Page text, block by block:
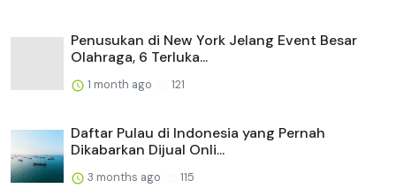
Penusukan di New York Jelang Event Besar
Olahraga, 6 Terluka...
1 month ago 121
Daftar Pulau di Indonesia yang Pernah
Dikabarkan Dijual Onli...
3 months ago 115